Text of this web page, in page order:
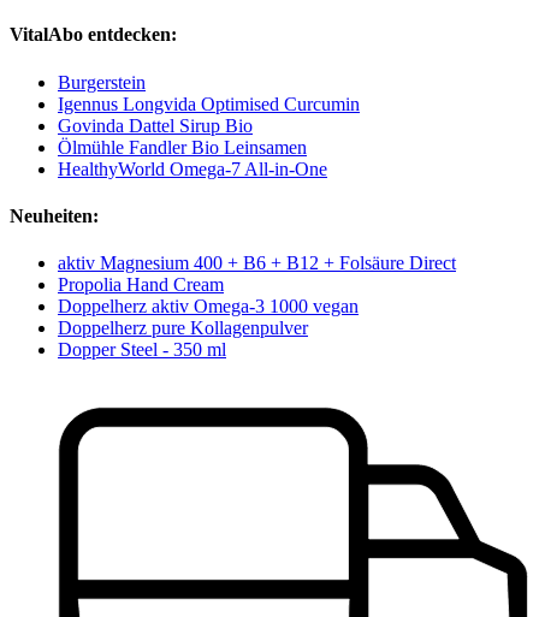
VitalAbo entdecken:
Burgerstein
Igennus Longvida Optimised Curcumin
Govinda Dattel Sirup Bio
Ölmühle Fandler Bio Leinsamen
HealthyWorld Omega-7 All-in-One
Neuheiten:
aktiv Magnesium 400 + B6 + B12 + Folsäure Direct
Propolia Hand Cream
Doppelherz aktiv Omega-3 1000 vegan
Doppelherz pure Kollagenpulver
Dopper Steel - 350 ml